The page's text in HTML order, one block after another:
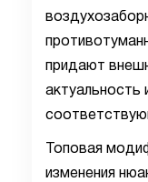
придают
актуальность
Топовая
изменения